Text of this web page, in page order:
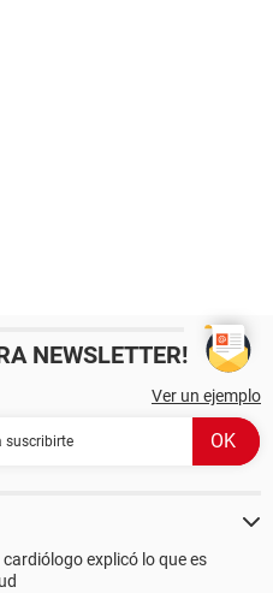
NEWSLETTER!
Ver un ejemplo
explicó lo que es